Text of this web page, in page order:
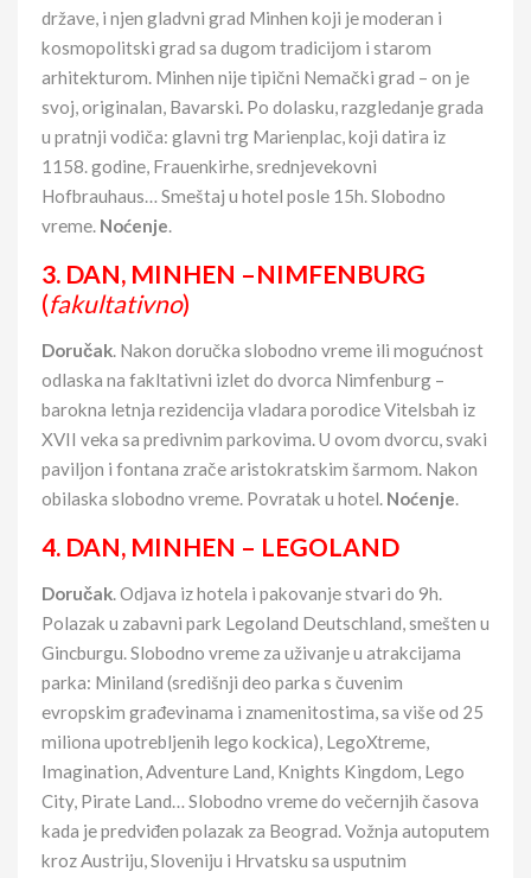
države, i njen gladvni grad Minhen koji je moderan i
kosmopolitski grad sa dugom tradicijom i starom
arhitekturom. Minhen nije tipični Nemački grad – on je
svoj, originalan, Bavarski. Po dolasku, razgledanje grada
u pratnji vodiča: glavni trg Marienplac, koji datira iz
1158. godine, Frauenkirhe, srednjevekovni
Hofbrauhaus… Smeštaj u hotel posle 15h. Slobodno
vreme. Noćenje.
3. DAN, MINHEN –NIMFENBURG
(fakultativno)
Doručak. Nakon doručka slobodno vreme ili mogućnost
odlaska na fakltativni izlet do dvorca Nimfenburg –
barokna letnja rezidencija vladara porodice Vitelsbah iz
XVII veka sa predivnim parkovima. U ovom dvorcu, svaki
paviljon i fontana zrače aristokratskim šarmom. Nakon
obilaska slobodno vreme. Povratak u hotel. Noćenje.
4. DAN, MINHEN – LEGOLAND
Doručak. Odjava iz hotela i pakovanje stvari do 9h.
Polazak u zabavni park Legoland Deutschland, smešten u
Gincburgu. Slobodno vreme za uživanje u atrakcijama
parka: Miniland (središnji deo parka s čuvenim
evropskim građevinama i znamenitostima, sa više od 25
miliona upotrebljenih lego kockica), LegoXtreme,
Imagination, Adventure Land, Knights Kingdom, Lego
City, Pirate Land… Slobodno vreme do večernjih časova
kada je predviđen polazak za Beograd. Vožnja autoputem
kroz Austriju, Sloveniju i Hrvatsku sa usputnim